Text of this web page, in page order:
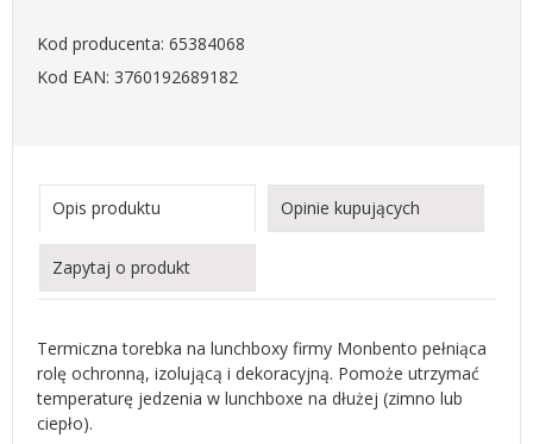
Kod producenta: 65384068
Kod EAN: 3760192689182
Opis produktu Opinie kupujących
Zapytaj o produkt
Termiczna torebka na lunchboxy firmy Monbento pełniąca
rolę ochronną, izolującą i dekoracyjną. Pomoże utrzymać
temperaturę jedzenia w lunchboxe na dłużej (zimno lub
ciepło).